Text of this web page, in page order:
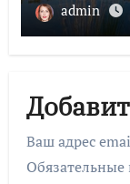
admin
Ваш адрес